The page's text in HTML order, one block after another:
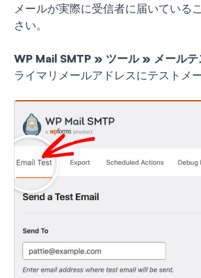
メールが実際に受信者に届いている
さい。
WP Mail SMTP » ツール » メールテ
ライマリメールアドレスにテストメ